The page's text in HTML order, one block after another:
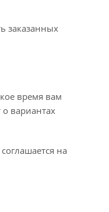
заказанных
время вам
о вариантах
на